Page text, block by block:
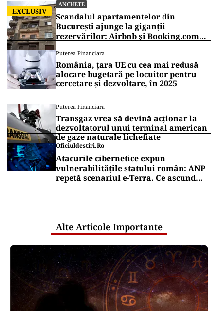
EXCLUSIV
ANCHETE
Scandalul apartamentelor din
București ajunge la giganții
rezervărilor: Airbnb și Booking.com
Puterea Financiara
România, țara UE cu cea mai redusă
alocare bugetară pe locuitor pentru
cercetare și dezvoltare, în 2025
Puterea Financiara
Transgaz vrea să devină acționar la
dezvoltatorul unui terminal american
de gaze naturale lichefiate
Oficiuldestiri.ro
Atacurile cibernetice expun
vulnerabilitățile statului român: ANP
repetă scenariul e‑Terra. Ce ascund
Alte Articole Importante